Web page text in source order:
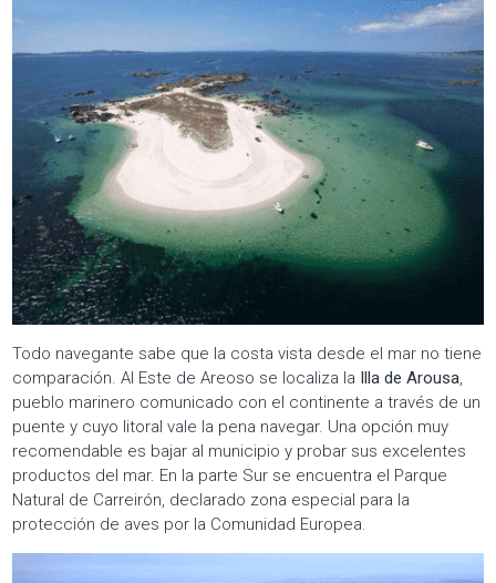
Todo navegante sabe que la costa vista desde el mar no tiene
comparación. Al Este de Areoso se localiza la Illa de Arousa
pueblo marinero comunicado con el continente a través de un
puente y cuyo litoral vale la pena navegar. Una opción muy
recomendable es bajar al municipio y probar sus excelentes
productos del mar. En la parte Sur se encuentra el Parque
Natural de Carreirón, declarado zona especial para la
protección de aves por la Comunidad Europea.